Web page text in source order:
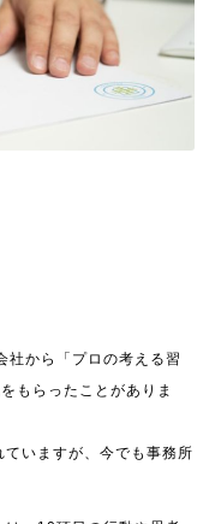
社から「プロの考える習
もらったことがありま
いますが、今でも事務所